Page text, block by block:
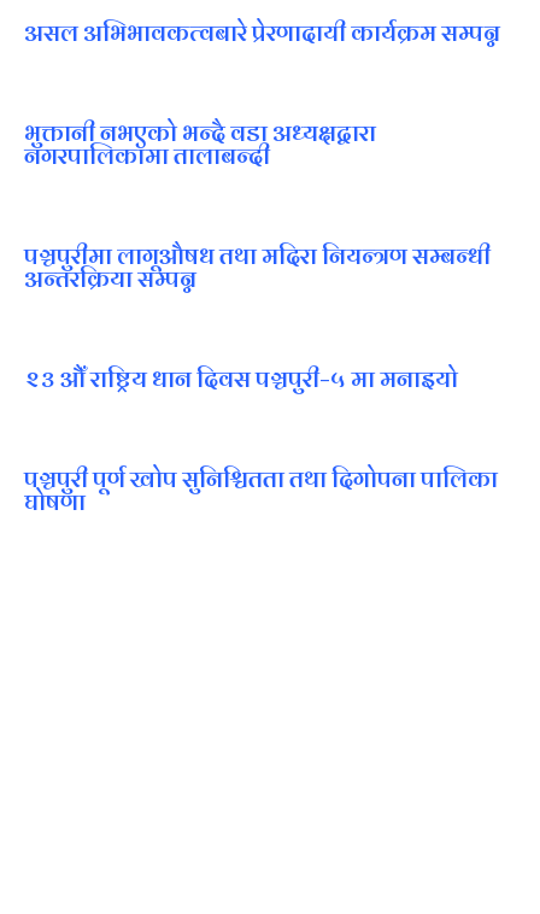
असल अभिभावकत्वबारे प्रेरणादायी कार्यक्रम सम्पन्न
भुक्तानी नभएको भन्दै वडा अध्यक्षद्वारा
नगरपालिकामा तालाबन्दी
पञ्चपुरीमा लागूऔषध तथा मदिरा नियन्त्रण सम्बन्धी
अन्तरक्रिया सम्पन्न
२३ औँ राष्ट्रिय धान दिवस पञ्चपुरी–५ मा मनाइयाे
पञ्चपुरी पूर्ण खोप सुनिश्चितता तथा दिगोपना पालिका
घोषणा